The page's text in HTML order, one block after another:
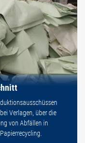
Verlagen, über die
von Abfällen in